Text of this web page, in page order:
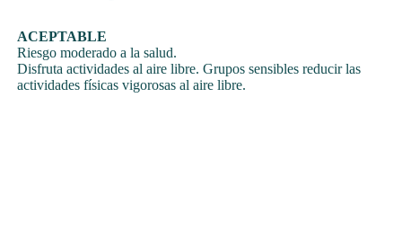
ACEPTABLE
Riesgo moderado a la salud.
Disfruta actividades al aire libre. Grupos sensibles reducir las
actividades físicas vigorosas al aire libre.